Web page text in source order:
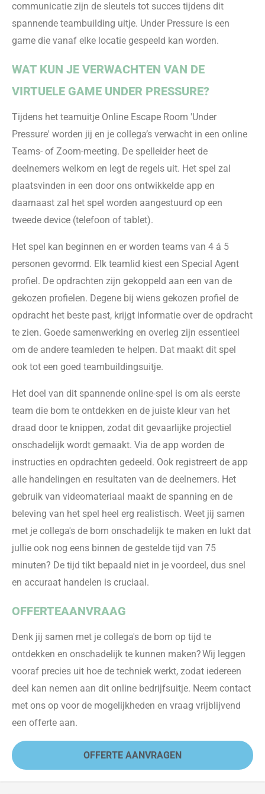
communicatie zijn de sleutels tot succes tijdens dit
spannende teambuilding uitje. Under Pressure is een
game die vanaf elke locatie gespeeld kan worden.
WAT KUN JE VERWACHTEN VAN DE
VIRTUELE GAME UNDER PRESSURE?
Tijdens het teamuitje Online Escape Room 'Under
Pressure' worden jij en je collega’s verwacht in een online
Teams- of Zoom-meeting. De spelleider heet de
deelnemers welkom en legt de regels uit. Het spel zal
plaatsvinden in een door ons ontwikkelde app en
daarnaast zal het spel worden aangestuurd op een
tweede device (telefoon of tablet).
Het spel kan beginnen en er worden teams van 4 á 5
personen gevormd. Elk teamlid kiest een Special Agent
profiel. De opdrachten zijn gekoppeld aan een van de
gekozen profielen. Degene bij wiens gekozen profiel de
opdracht het beste past, krijgt informatie over de opdracht
te zien. Goede samenwerking en overleg zijn essentieel
om de andere teamleden te helpen. Dat maakt dit spel
ook tot een goed teambuildingsuitje.
Het doel van dit spannende online-spel is om als eerste
team die bom te ontdekken en de juiste kleur van het
draad door te knippen, zodat dit gevaarlijke projectiel
onschadelijk wordt gemaakt. Via de app worden de
instructies en opdrachten gedeeld. Ook registreert de app
alle handelingen en resultaten van de deelnemers. Het
gebruik van videomateriaal maakt de spanning en de
beleving van het spel heel erg realistisch. Weet jij samen
met je collega's de bom onschadelijk te maken en lukt dat
jullie ook nog eens binnen de gestelde tijd van 75
minuten? De tijd tikt bepaald niet in je voordeel, dus snel
en accuraat handelen is cruciaal.
OFFERTEAANVRAAG
Denk jij samen met je collega's de bom op tijd te
ontdekken en onschadelijk te kunnen maken? Wij leggen
vooraf precies uit hoe de techniek werkt, zodat iedereen
deel kan nemen aan dit online bedrijfsuitje. Neem contact
met ons op voor de mogelijkheden en vraag vrijblijvend
een offerte aan.
OFFERTE AANVRAGEN